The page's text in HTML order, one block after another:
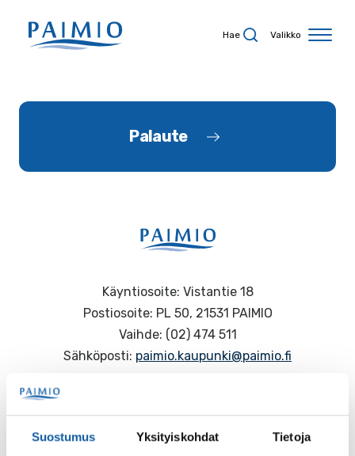
Suostumus Yksityiskohdat Tietoja
Hae Valikko
Palaute
Käyntiosoite: Vistantie 18
Postiosoite: PL 50, 21531 PAIMIO
Vaihde: (02) 474 511
Sähköposti: paimio.kaupunki@paimio.fi
FacebookInstagramYoutube